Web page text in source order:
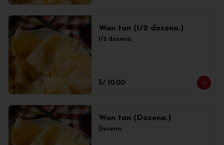
Wan tan (1/2 docena.)
1/2 docena.
S/ 10.00
Wan tan (Docena.)
Docena.